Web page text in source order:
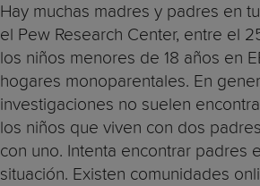
Hay muchas madres y padres en
el Pew Research Center, entre el
los niños menores de 18 años en
hogares monoparentales. En
investigaciones no suelen
los niños que viven con dos
con uno. Intenta encontrar padres
situación. Existen comunidades